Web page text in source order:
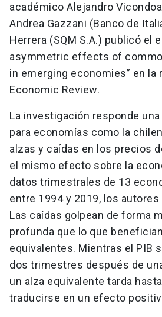
académico Alejandro
Andrea Gazzani (Banco de
Herrera (SQM S.A.) publicó el
asymmetric effects of
in emerging economies” en la
Economic Review.
La investigación responde
para economías como la
alzas y caídas en los precios
el mismo efecto sobre la
datos trimestrales de 13
entre 1994 y 2019, los
Las caídas golpean de forma
profunda que lo que
equivalentes. Mientras el PIB
dos trimestres después de
un alza equivalente tarda
traducirse en un efecto